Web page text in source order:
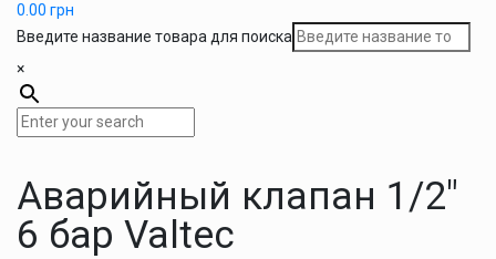
0.00 грн
Введите название товара для поиска
×
Аварийный клапан 1/2″
6 бар Valtec